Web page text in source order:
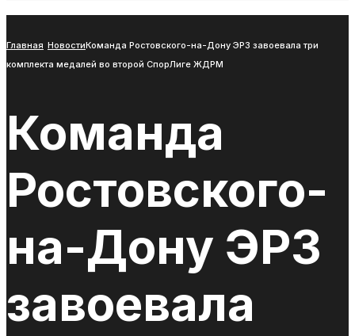
Главная НовостиКоманда Ростовского-на-Дону ЭРЗ завоевала три
комплекта медалей во второй СпорЛиге ЖДРМ
Команда
Ростовского-
на-Дону ЭРЗ
завоевала